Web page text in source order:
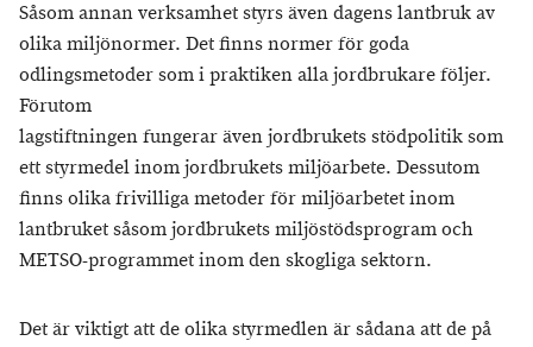
Såsom annan verksamhet styrs även dagens lantbruk av
olika miljönormer. Det finns normer för goda
odlingsmetoder som i praktiken alla jordbrukare följer.
Förutom
lagstiftningen fungerar även jordbrukets stödpolitik som
ett styrmedel inom jordbrukets miljöarbete. Dessutom
finns olika frivilliga metoder för miljöarbetet inom
lantbruket såsom jordbrukets miljöstödsprogram och
METSO-programmet inom den skogliga sektorn.
Det är viktigt att de olika styrmedlen är sådana att de på